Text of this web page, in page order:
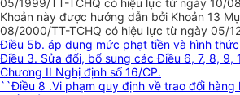
05/1999/TT-TCHQ có hiệu lực từ ngày 10/
Khoản này được hướng dẫn bởi Khoản 13
08/2000/TT-TCHQ có hiệu lực từ ngày 05/
Điều 5b. áp dụng mức phạt tiền và hình
Điều 3. Sửa đổi, bổ sung các Điều 6, 7, 8, 9,
Chương II Nghị định số 16/CP.
``Điều 8 .Vi phạm quy định về trao đổi hàng